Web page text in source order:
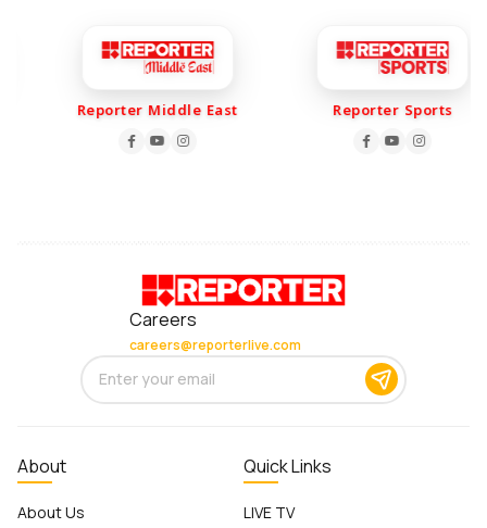
Reporter Middle East Reporter Sports
Careers
careers@reporterlive.com
About
About Us
Quick Links
LIVE TV